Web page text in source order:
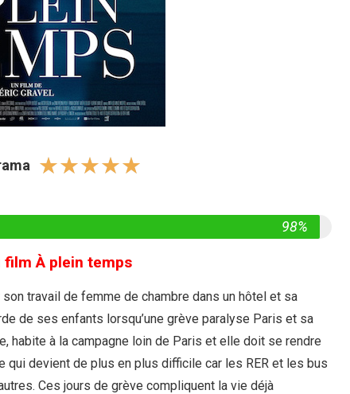
☆☆☆☆☆
98%
film À plein temps
travail de femme de chambre dans un hôtel et sa
de ses enfants lorsqu’une grève paralyse Paris et sa
habite à la campagne loin de Paris et elle doit se rendre
devient de plus en plus difficile car les RER et les bus
Ces jours de grève compliquent la vie déjà